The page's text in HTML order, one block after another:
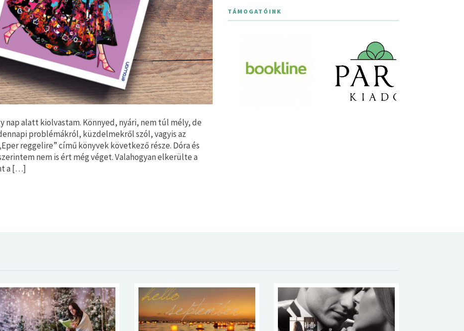
nap alatt kiolvastam. Könnyed, nyári, nem túl mély, de
problémákról, küzdelmekről szól, vagyis az
reggelire” című könyvek következő része. Dóra és
nem is ért még véget. Valahogyan elkerülte a
a […]
TÁMOGATÓINK